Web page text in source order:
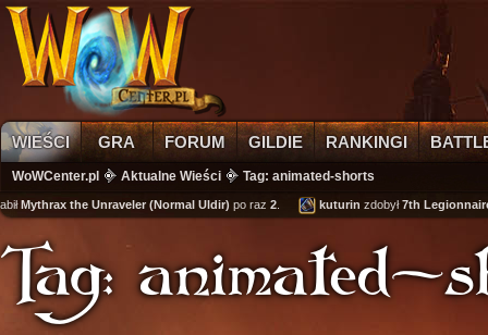
WIEŚCI GRA FORUM GILDIE RANKINGI
WoWCenter.pl Aktualne Wieści Tag: animated-shorts
the Unraveler (Normal Uldir)po raz 2. kuturinzdobył7th Legionnaire's
Tag: animated-